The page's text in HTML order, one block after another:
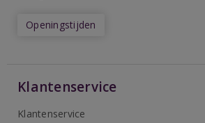
Openingstijden
Klantenservice
Klantenservice